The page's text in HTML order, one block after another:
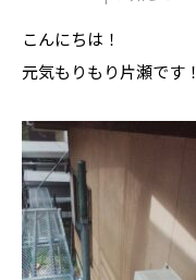
こんにちは！
元気もりもり片瀬です！